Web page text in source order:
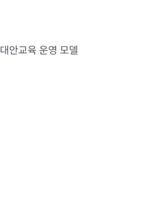
대안교육 운영 모델